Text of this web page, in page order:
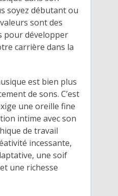
soyez débutant ou
sont des
pour développer
carrière dans la
est bien plus
de sons. C’est
une oreille fine
intime avec son
de travail
incessante,
une soif
une richesse